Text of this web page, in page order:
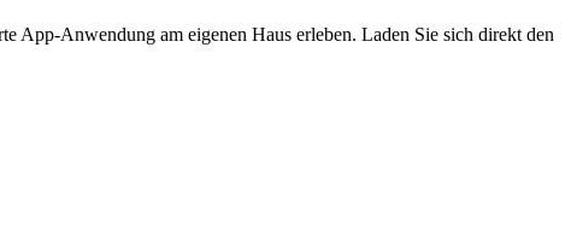
Anwendung am eigenen Haus erleben. Laden Sie sich direkt den